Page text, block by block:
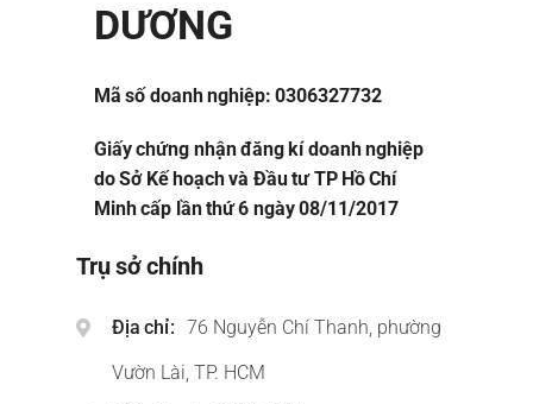
DƯƠNG
Mã số doanh nghiệp: 0306327732
Giấy chứng nhận đăng kí doanh nghiệp
do Sở Kế hoạch và Đầu tư TP Hồ Chí
Minh cấp lần thứ 6 ngày 08/11/2017
Trụ sở chính
Địa chỉ
76 Nguyễn Chí Thanh, phường
Vườn Lài, TP. HCM